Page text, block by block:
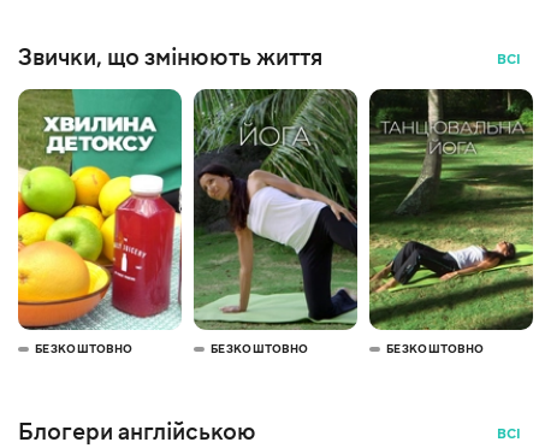
Звички, що змінюють життя ВСІ
БЕЗКОШТОВНО БЕЗКОШТОВНО БЕЗКОШТОВНО
Блогери англійською ВСІ